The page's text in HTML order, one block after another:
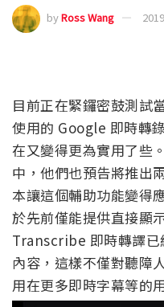
byRoss Wang
目前正在緊鑼密鼓測試
使用的 Google 即時轉
在又變得更為實用了些
中，他們也預告將推出
本讓這個輔助功能變得
於先前僅能提供直接顯
Transcribe 即時轉譯已
內容，這樣不僅對聽障
用在更多即時字幕等的